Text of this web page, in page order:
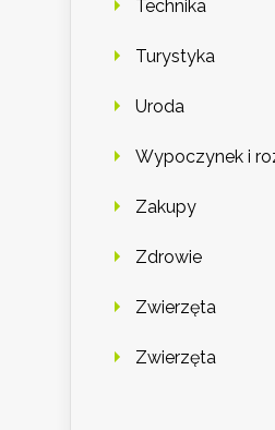
Technika
Turystyka
Uroda
Wypoczynek i
Zakupy
Zdrowie
Zwierzęta
Zwierzęta